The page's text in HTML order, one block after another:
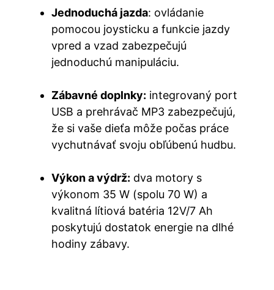
Jednoduchá jazda: ovládanie
pomocou joysticku a funkcie jazdy
vpred a vzad zabezpečujú
jednoduchú manipuláciu.
Zábavné doplnky: integrovaný port
USB a prehrávač MP3 zabezpečujú,
že si vaše dieťa môže počas práce
vychutnávať svoju obľúbenú hudbu.
Výkon a výdrž: dva motory s
výkonom 35 W (spolu 70 W) a
kvalitná lítiová batéria 12V/7 Ah
poskytujú dostatok energie na dlhé
hodiny zábavy.